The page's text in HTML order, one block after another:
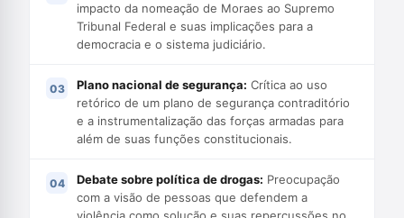
impacto da nomeação de Moraes ao Supremo
Tribunal Federal e suas implicações para a
democracia e o sistema judiciário.
Plano nacional de segurança: Crítica ao uso
retórico de um plano de segurança contraditório
e a instrumentalização das forças armadas para
além de suas funções constitucionais.
Debate sobre política de drogas: Preocupação
com a visão de pessoas que defendem a